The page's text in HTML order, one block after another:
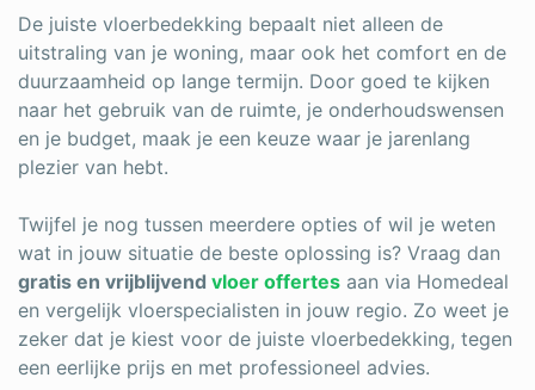
De juiste vloerbedekking bepaalt niet alleen de
uitstraling van je woning, maar ook het comfort en de
duurzaamheid op lange termijn. Door goed te kijken
naar het gebruik van de ruimte, je onderhoudswensen
en je budget, maak je een keuze waar je jarenlang
plezier van hebt.
Twijfel je nog tussen meerdere opties of wil je weten
wat in jouw situatie de beste oplossing is? Vraag dan
gratis en vrijblijvend vloer offertes aan via Homedeal
en vergelijk vloerspecialisten in jouw regio. Zo weet je
zeker dat je kiest voor de juiste vloerbedekking, tegen
een eerlijke prijs en met professioneel advies.